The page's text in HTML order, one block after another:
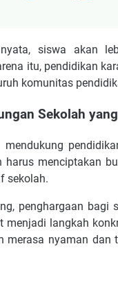
siswa akan
itu, pendidikan
komunitas
Sekolah
harus menciptakan
sekolah.
penghargaan bagi
menjadi langkah
merasa nyaman